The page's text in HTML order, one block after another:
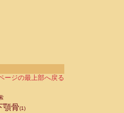
ージの最上部へ戻る
顎骨(1)